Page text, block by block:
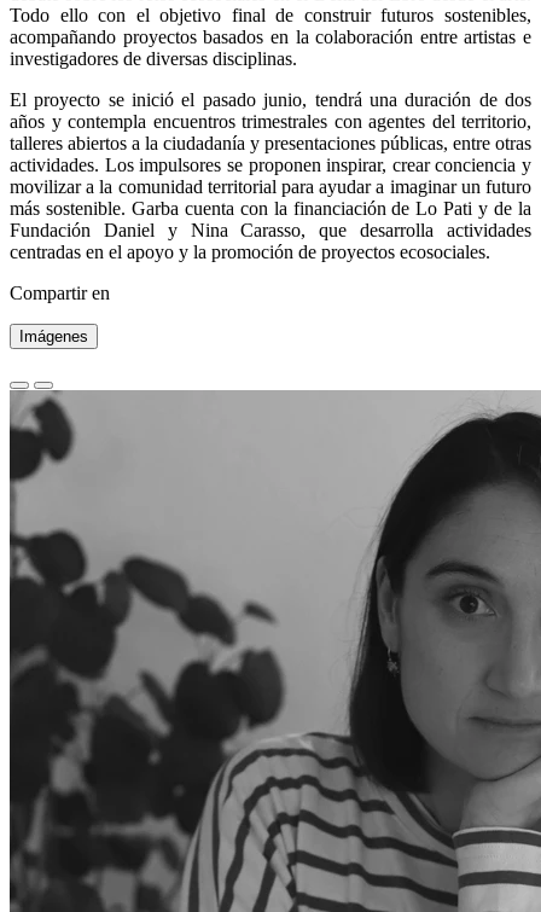
Todo ello con el objetivo final de construir futuros sostenibles,
acompañando proyectos basados en la colaboración entre artistas e
investigadores de diversas disciplinas.
El proyecto se inició el pasado junio, tendrá una duración de dos
años y contempla encuentros trimestrales con agentes del territorio,
talleres abiertos a la ciudadanía y presentaciones públicas, entre otras
actividades. Los impulsores se proponen inspirar, crear conciencia y
movilizar a la comunidad territorial para ayudar a imaginar un futuro
más sostenible. Garba cuenta con la financiación de Lo Pati y de la
Fundación Daniel y Nina Carasso, que desarrolla actividades
centradas en el apoyo y la promoción de proyectos ecosociales.
Compartir en
Imágenes